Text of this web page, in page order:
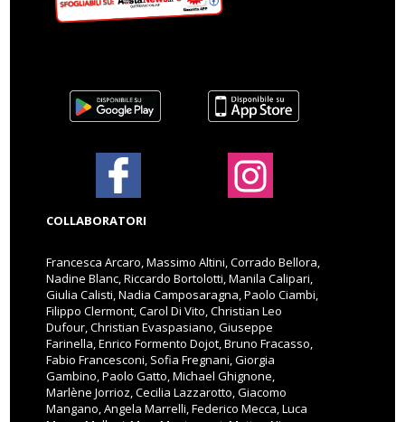
COLLABORATORI
Francesca Arcaro, Massimo Altini, Corrado Bellora,
Nadine Blanc, Riccardo Bortolotti, Manila Calipari,
Giulia Calisti, Nadia Camposaragna, Paolo Ciambi,
Filippo Clermont, Carol Di Vito, Christian Leo
Dufour, Christian Evaspasiano, Giuseppe
Farinella, Enrico Formento Dojot, Bruno Fracasso,
Fabio Francesconi, Sofia Fregnani, Giorgia
Gambino, Paolo Gatto, Michael Ghignone,
Marlène Jorrioz, Cecilia Lazzarotto, Giacomo
Mangano, Angela Marrelli, Federico Mecca, Luca